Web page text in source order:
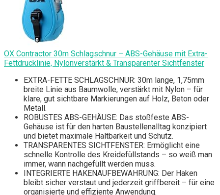
OX Contractor 30m Schlagschnur – ABS-Gehäuse mit Extra-
Fettdrucklinie, Nylonverstärkt & Transparenter Sichtfenster
EXTRA-FETTE SCHLAGSCHNUR: 30m lange, 1,75mm
breite Linie aus Baumwolle, verstärkt mit Nylon – für
klare, gut sichtbare Markierungen auf Holz, Beton oder
Metall.
ROBUSTES ABS-GEHÄUSE: Das stoßfeste ABS-
Gehäuse ist für den harten Baustellenalltag konzipiert
und bietet maximale Haltbarkeit und Schutz.
TRANSPARENTES SICHTFENSTER: Ermöglicht eine
schnelle Kontrolle des Kreidefüllstands – so weiß man
immer, wann nachgefüllt werden muss.
INTEGRIERTE HAKENAUFBEWAHRUNG: Der Haken
bleibt sicher verstaut und jederzeit griffbereit – für eine
organisierte und effiziente Anwendung.